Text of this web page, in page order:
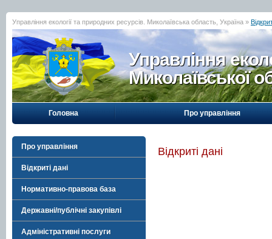
Управління екології та природних ресурсів. Миколаївська область, Україна »
Управління
Миколаївської
Головна Про управління
Про управління
Відкриті дані
Нормативно-правова база
Державні/публічні закупівлі
Адміністративні послуги
Відкриті дані